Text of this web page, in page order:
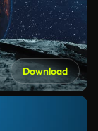
Download